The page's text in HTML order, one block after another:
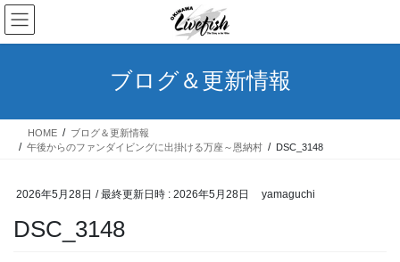
コ
ン
テ
ス
ナ
ビ
ゲ
ン
ブログ＆更新情報
HOME
ブログ＆更新情報
午後からのファンダイビングに出掛ける万座～恩納村
DSC_3148
2026年5月28日 / 最終更新日時 : 2026年5月28日 yamaguchi
DSC_3148